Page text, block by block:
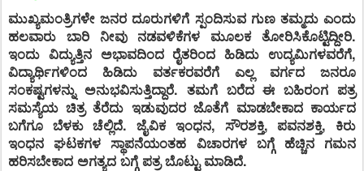
ಮುಖ್ಯಮಂತ್ರಿಗಳೇ ಜನರ ದೂರುಗಳಿಗೆ ಸ್ಪಂದಿಸುವ ಗುಣ ತಮ್ಮದು ಎಂದು
ಹಲವಾರು ಬಾರಿ ನೀವು ನಡವಳಿಕೆಗಳ ಮೂಲಕ ತೋರಿಸಿಕೊಟ್ಟಿದ್ದೀರಿ.
ಇಂದು ವಿದ್ಯುತ್ತಿನ ಅಭಾವದಿಂದ ರೈತರಿಂದ ಹಿಡಿದು ಉದ್ಯಮಿಗಳವರೆಗೆ,
ವಿದ್ಯಾರ್ಥಿಗಳಿಂದ ಹಿಡಿದು ವರ್ತಕರವರೆಗೆ ಎಲ್ಲ ವರ್ಗದ ಜನರೂ
ಸಂಕಷ್ಟಗಳನ್ನು ಅನುಭವಿಸುತ್ತಿದ್ದಾರೆ. ತಮಗೆ ಬರೆದ ಈ ಬಹಿರಂಗ ಪತ್ರ
ಸಮಸ್ಯೆಯ ಚಿತ್ರ ತೆರೆದು ಇಡುವುದರ ಜೊತೆಗೆ ಮಾಡಬೇಕಾದ ಕಾರ್ಯದ
ಬಗೆಗೂ ಬೆಳಕು ಚೆಲ್ಲಿದೆ. ಜೈವಿಕ ಇಂಧನ, ಸೌರಶಕ್ತಿ, ಪವನಶಕ್ತಿ, ಕಿರು
ಇಂಧನ ಘಟಕಗಳ ಸ್ಥಾಪನೆಯಂತಹ ವಿಚಾರಗಳ ಬಗ್ಗೆ ಹೆಚ್ಚಿನ ಗಮನ
ಹರಿಸಬೇಕಾದ ಅಗತ್ಯದ ಬಗ್ಗೆ ಪತ್ರ ಬೊಟ್ಟು ಮಾಡಿದೆ.